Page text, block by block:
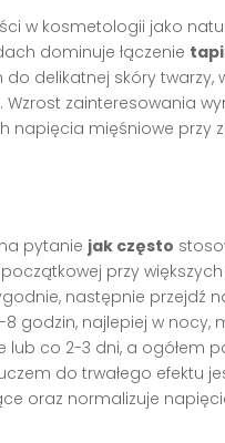
w kosmetologii jako
dominuje łączenie
delikatnej skóry twarzy,
zainteresowania
napięcia mięśniowe przy
pytanie jak często
przy
następnie
godzin, najlepiej w nocy,
co 2-3 dni, a ogółem
do trwałego efektu
oraz normalizuje